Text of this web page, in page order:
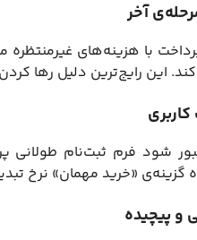
با هزینه‌های غیرمنتظره
این رایج‌ترین دلیل رها
شود فرم ثبت‌نام طولانی
گزینه‌ی «خرید مهمان» نرخ